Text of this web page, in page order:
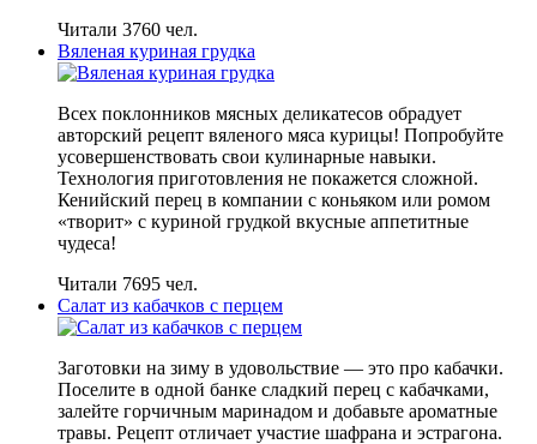
Читали 3760 чел.
Вяленая куриная грудка
Всех поклонников мясных деликатесов обрадует
авторский рецепт вяленого мяса курицы! Попробуйте
усовершенствовать свои кулинарные навыки.
Технология приготовления не покажется сложной.
Кенийский перец в компании с коньяком или ромом
«творит» с куриной грудкой вкусные аппетитные
чудеса!
Читали 7695 чел.
Салат из кабачков с перцем
Заготовки на зиму в удовольствие — это про кабачки.
Поселите в одной банке сладкий перец с кабачками,
залейте горчичным маринадом и добавьте ароматные
травы. Рецепт отличает участие шафрана и эстрагона.